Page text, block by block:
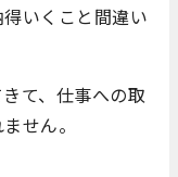
いくこと間違い
て、仕事への取
せん。